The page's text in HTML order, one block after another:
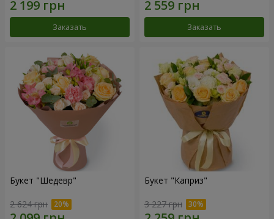
Заказать Заказать
Букет "Шедевр"
2 624 грн
Букет "Каприз"
3 227 грн